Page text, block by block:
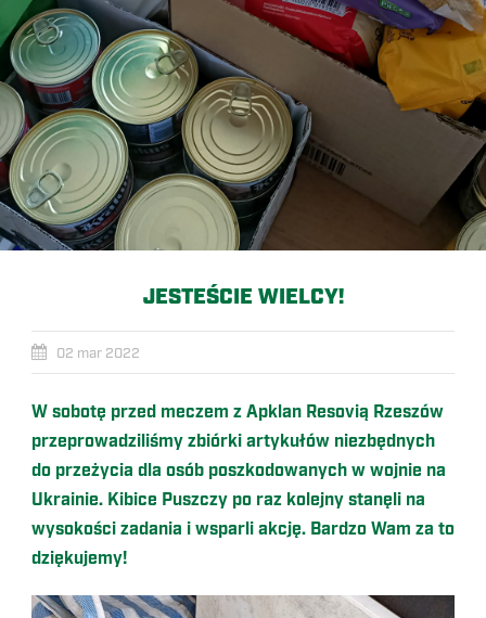
JESTEŚCIE WIELCY!
02 mar 2022
W sobotę przed meczem z Apklan Resovią Rzeszów
przeprowadziliśmy zbiórki artykułów niezbędnych
do przeżycia dla osób poszkodowanych w wojnie na
Ukrainie. Kibice Puszczy po raz kolejny stanęli na
wysokości zadania i wsparli akcję. Bardzo Wam za to
dziękujemy!